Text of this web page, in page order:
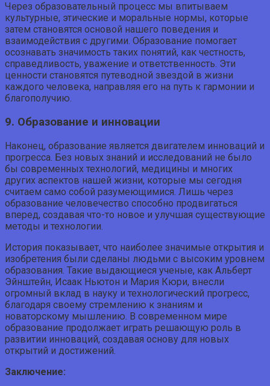
Через образовательный процесс мы впитываем
культурные, этические и моральные нормы, которые
затем становятся основой нашего поведения и
взаимодействия с другими. Образование помогает
осознавать значимость таких понятий, как честность,
справедливость, уважение и ответственность. Эти
ценности становятся путеводной звездой в жизни
каждого человека, направляя его на путь к гармонии и
благополучию.
9. Образование и инновации
Наконец, образование является двигателем инноваций и
прогресса. Без новых знаний и исследований не было
бы современных технологий, медицины и многих
других аспектов нашей жизни, которые мы сегодня
считаем само собой разумеющимися. Лишь через
образование человечество способно продвигаться
вперед, создавая что-то новое и улучшая существующие
методы и технологии.
История показывает, что наиболее значимые открытия и
изобретения были сделаны людьми с высоким уровнем
образования. Такие выдающиеся ученые, как Альберт
Эйнштейн, Исаак Ньютон и Мария Кюри, внесли
огромный вклад в науку и технологический прогресс,
благодаря своему стремлению к знаниям и
новаторскому мышлению. В современном мире
образование продолжает играть решающую роль в
развитии инноваций, создавая основу для новых
открытий и достижений.
Заключение: